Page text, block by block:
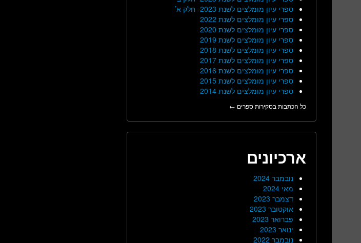
ספרי עיון מומלצים לשנת 2023- חלק א’
ספרי עיון מומלצים לשנת 2022
ספרי עיון מומלצים לשנת 2020
ספרי עיון מומלצים לשנת 2019
ספרי עיון מומלצים לשנת 2018
ספרי עיון מומלצים לשנת 2017
ספרי עיון מומלצים לשנת 2016
ספרי עיון מומלצים לשנת 2015
ספרי עיון מומלצים לשנת 2014
כל הכתבות בסקירות ספרים ←
ארכיונים
נובמבר 2024
מאי 2024
דצמבר 2023
אוקטובר 2023
פברואר 2023
ינואר 2023
נובמבר 2022